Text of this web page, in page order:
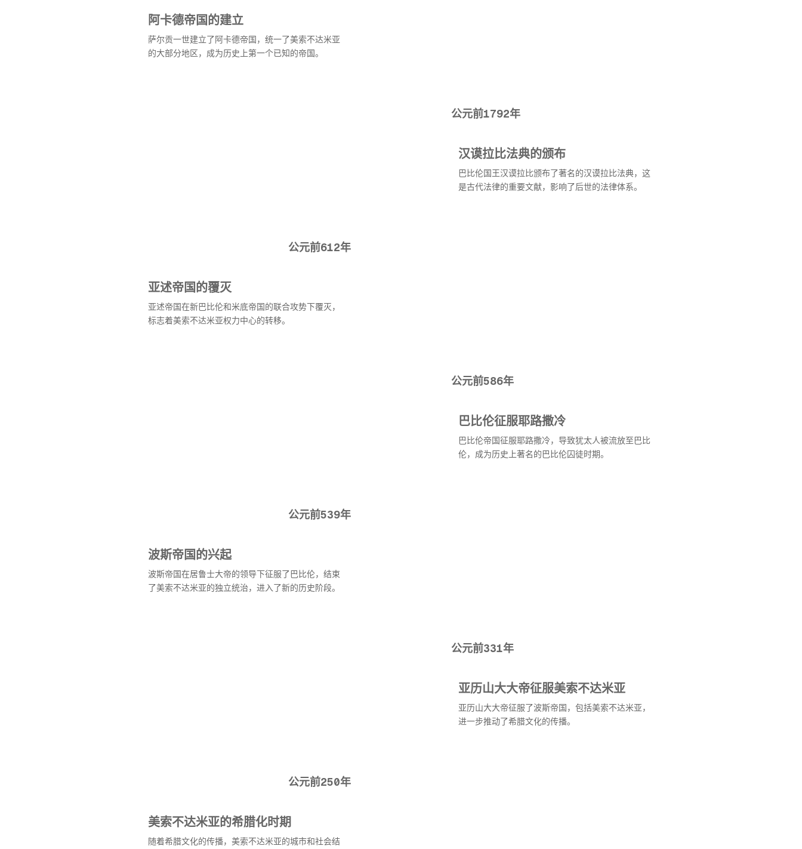
阿卡德帝国的建立
萨尔贡一世建立了阿卡德帝国，统一了美索不达米亚
的大部分地区，成为历史上第一个已知的帝国。
公元前1792年
汉谟拉比法典的颁布
巴比伦国王汉谟拉比颁布了著名的汉谟拉比法典，这
是古代法律的重要文献，影响了后世的法律体系。
公元前612年
亚述帝国的覆灭
亚述帝国在新巴比伦和米底帝国的联合攻势下覆灭，
标志着美索不达米亚权力中心的转移。
公元前586年
巴比伦征服耶路撒冷
巴比伦帝国征服耶路撒冷，导致犹太人被流放至巴比
伦，成为历史上著名的巴比伦囚徒时期。
公元前539年
波斯帝国的兴起
波斯帝国在居鲁士大帝的领导下征服了巴比伦，结束
了美索不达米亚的独立统治，进入了新的历史阶段。
公元前331年
亚历山大大帝征服美索不达米亚
亚历山大大帝征服了波斯帝国，包括美索不达米亚，
进一步推动了希腊文化的传播。
公元前250年
美索不达米亚的希腊化时期
随着希腊文化的传播，美索不达米亚的城市和社会结